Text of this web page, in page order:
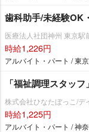
歯科助手/未経験OK
医療法人社団神州 東京駅
時給1,226円
アルバイト・パート / 東
「福祉調理スタッ
株式会社ひなたぼっこ/デ
時給1,225円
アルバイト・パート / 神